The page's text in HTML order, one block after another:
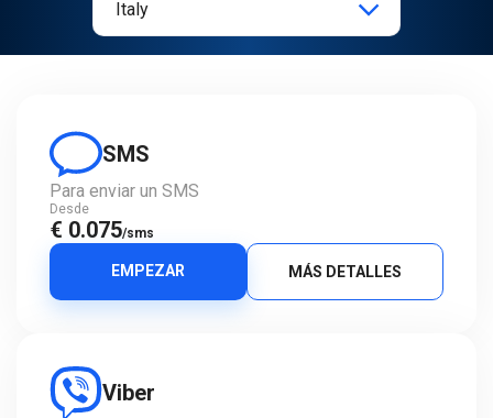
SMS
Para enviar un SMS
Desde
€ 0.075/sms
EMPEZAR MÁS DETALLES
Viber